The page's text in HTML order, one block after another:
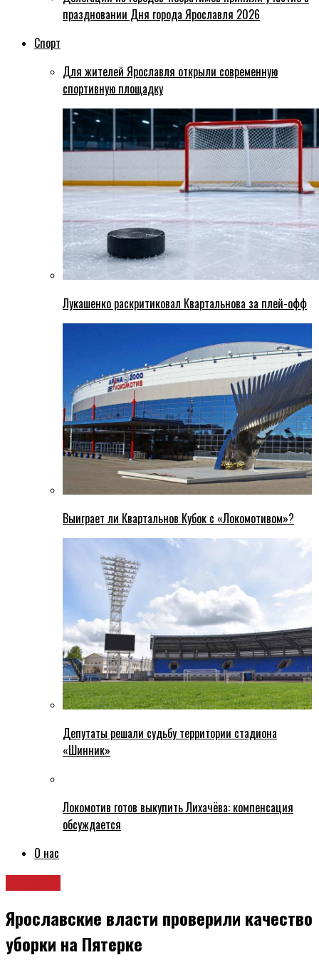
праздновании Дня города Ярославля 2026
Спорт
Для жителей Ярославля открыли современную
спортивную площадку
Лукашенко раскритиковал Квартальнова за плей-офф
Выиграет ли Квартальнов Кубок с «Локомотивом»?
Депутаты решали судьбу территории стадиона
«Шинник»
Локомотив готов выкупить Лихачёва: компенсация
обсуждается
О нас
Ярославские власти проверили качество
уборки на Пятерке